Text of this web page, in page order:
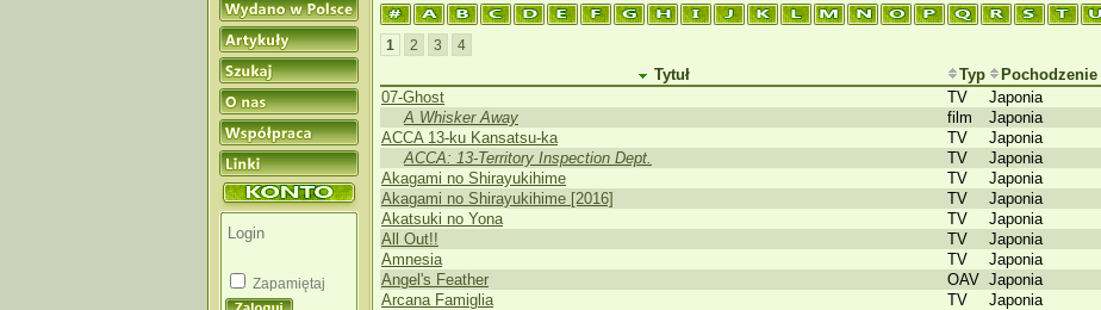
Zapamiętaj
1 2 3 4
Tytuł Typ Pochodzenie
07-Ghost
TV Japonia
A Whisker Away
film Japonia
ACCA 13-ku Kansatsu-ka
TV Japonia
ACCA: 13-Territory Inspection Dept.
TV Japonia
Akagami no Shirayukihime
TV Japonia
Akagami no Shirayukihime [2016]
TV Japonia
Akatsuki no Yona
TV Japonia
All Out!!
TV Japonia
Amnesia
TV Japonia
Angel's Feather
OAV Japonia
Arcana Famiglia
TV Japonia